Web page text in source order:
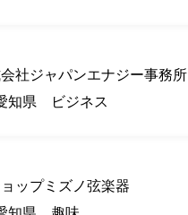
社ジャパンエナジー事務所
知県 ビジネス
ップミズノ弦楽器